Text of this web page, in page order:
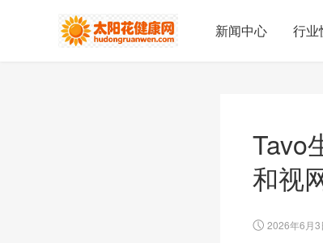
新闻中心 行业
Tavo
和视
2026年6月3